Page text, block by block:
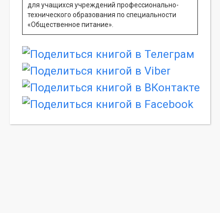
для учащихся учреждений профессионально-
технического образования по специальности
«Общественное питание».